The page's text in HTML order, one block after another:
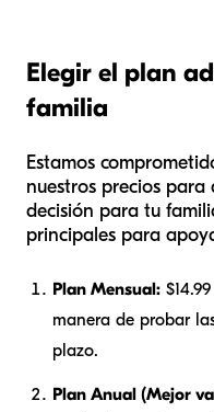
Elegir el plan
familia
Estamos
nuestros precios
decisión para tu
principales para
Plan Mensual:
manera de probar
plazo.
Plan Anual (Mejor